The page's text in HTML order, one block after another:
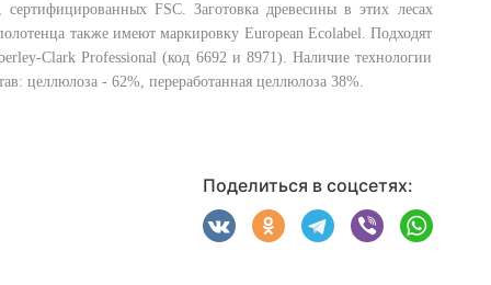
FSC. Заготовка древесины в этих лесах
также имеют маркировку European Ecolabel. Подходят
Clark Professional (код 6692 и 8971). Наличие технологии
целлюлоза - 62%, переработанная целлюлоза 38%.
Поделиться в соцсетях: